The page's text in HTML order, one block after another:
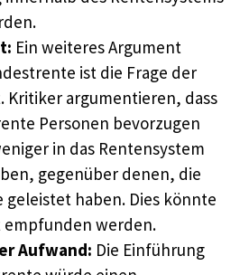
Ein weiteres Argument
ist die Frage der
Kritiker argumentieren, dass
Personen bevorzugen
in das Rentensystem
gegenüber denen, die
geleistet haben. Dies könnte
empfunden werden.
Aufwand: Die Einführung